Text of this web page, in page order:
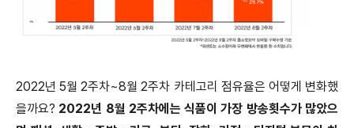
2022년 5월 2주차~8월 2주차 카테고리 점유율은 어떻게 변화했
을까요? 2022년 8월 2주차에는 식품이 가장 방송횟수가 많았으